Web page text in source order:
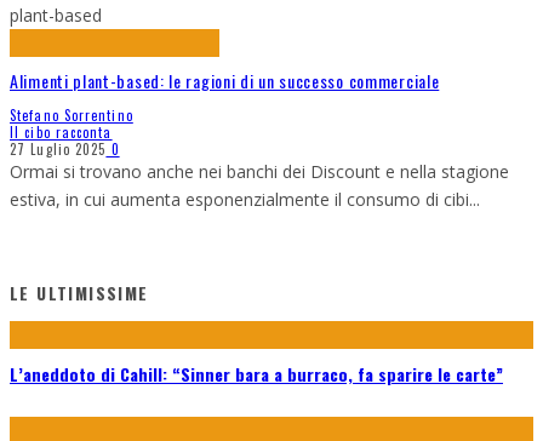
plant-based
Alimenti plant-based: le ragioni di un successo commerciale
Stefano Sorrentino
Il cibo racconta
27 Luglio 2025 0
Ormai si trovano anche nei banchi dei Discount e nella stagione
estiva, in cui aumenta esponenzialmente il consumo di cibi...
LE ULTIMISSIME
L’aneddoto di Cahill: “Sinner bara a burraco, fa sparire le carte”